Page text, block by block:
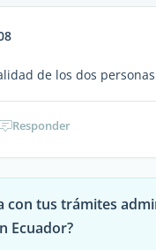
de los dos
Responder
con tus trámites
Ecuador?